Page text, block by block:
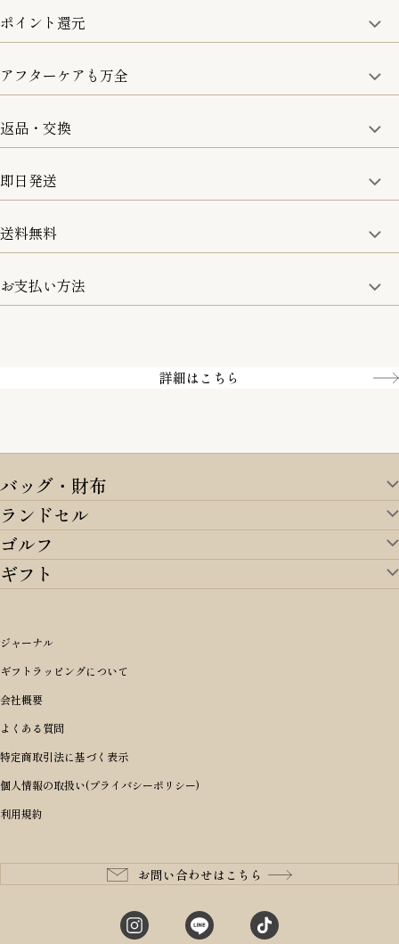
ポイント還元
商品金額の10%をポイント還元いたします。
アフターケアも万全
取り扱い商品はすべて正規品となります。
修理などのご相談に関しましては、責任を持って対応させてい
ただきます。
返品・交換
8日以内なら、返品・交換も可能です。
即日発送
15:00までのご注文は即日発送
お取寄せ商品を除く
送料無料
5,500円(税込)以上で全国送料無料となります。
お支払い方法
詳細はこちら
バッグ・財布
バッグ・財布TOP
すべてを見る
アイテムから選ぶ
リュックサック・デイパック・バックパック
ショルダーバッグ
ボディバッグ・ウエストバッグ
長財布
二つ折り財布
三つ折り財布
コインケース・小銭入れ
m＋ エムピウ
PORTER 吉田カバン ポーター
BRIEFING ブリーフィング
Dakota ダコタ
CLEDRAN クレドラン
aniary アニアリ
CIE シー
StitchandSew ステッチアンドソー
ランドセル
ランドセルTOP
すべてを見る
オリジナルランドセル
女の子ランドセル
男の子ランドセル
ランドセル小物・その他
レッド
ピンク
パープル(ラベンダー)
キャメル
ブルー・ネイビー
価格から選ぶ
〜49,999円
50,000円〜59,999円
60,000円〜69,999円
70,000円〜79,999円
80,000円〜
ゴルフ
ゴルフTOP
アイテムから選ぶ
キャディバッグ
ヘッドカバー
ゴルフ小物
ゴルフウェア/アクセサリー
ブランドから選ぶ
BRIEFING ブリーフィング
master-piece マスターピース
JONES ジョーンズ
木の庄帆布
ギフト
シーンから探す
誕生日
結婚祝い
出産祝い
入学・進学祝い
成人祝い
就職・栄転祝い
長寿・還暦祝い
性別・年齢から探す
男性向け
女性向け
10代
20代
30代
予算から探す
〜4,999円
5,000円〜9,999円
10,000円〜19,999円
20,000円〜29,999円
ジャーナル
ギフトラッピングについて
会社概要
よくある質問
特定商取引法に基づく表示
個人情報の取扱い(プライバシーポリシー)
利用規約
お問い合わせはこちら